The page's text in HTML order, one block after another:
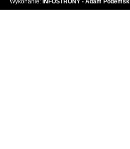
Wykonanie: INFOSTRONY - Adam Podemski